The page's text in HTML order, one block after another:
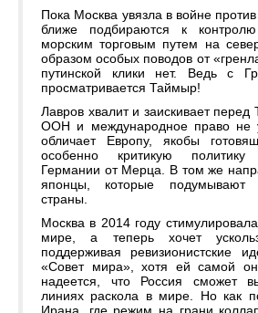
Пока Москва увязла в войне
ближе подбираются к
морским торговым путем на
образом особых поводов от
путинской клики нет. Ведь с
просматривается Таймыр!
Лавров хвалит и заискивает
ООН и международное право не
обличает Европу, якобы
особенно критикую политику
Германии от Мерца. В том же
японцы, которые подумывают
страны.
Москва в 2014 году
мире, а теперь хочет
поддерживая ревизионистские
«Совет мира», хотя ей самой
надеется, что Россия сможет
линиях раскола в мире. Но как